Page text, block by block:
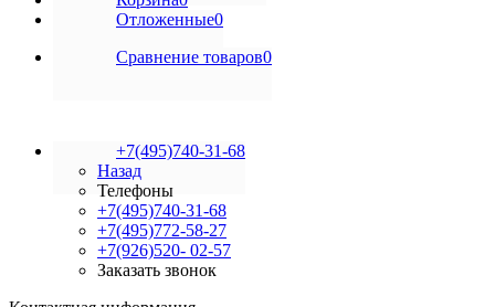
Отложенные0
Сравнение товаров0
+7(495)740-31-68
Назад
Телефоны
+7(495)740-31-68
+7(495)772-58-27
+7(926)520- 02-57
Заказать звонок